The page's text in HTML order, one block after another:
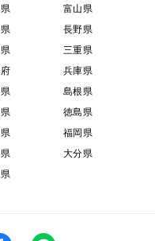
富山県
長野県
三重県
兵庫県
島根県
徳島県
福岡県
大分県